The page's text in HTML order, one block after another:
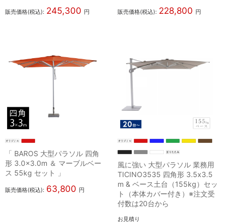
販売価格(税込): 245,300 円 販売価格(税込): 228,800 円
「 BAROS 大型パラソル 四角
形 3.0×3.0m ＆ マーブルベー
ス 55kg セット 」
販売価格(税込): 63,800 円
風に強い 大型パラソル 業務用
TICINO3535 四角形 3.5x3.5
m & ベース土台（155kg）セッ
ト（本体カバー付き）※注文受
付数は20台から
お見積り